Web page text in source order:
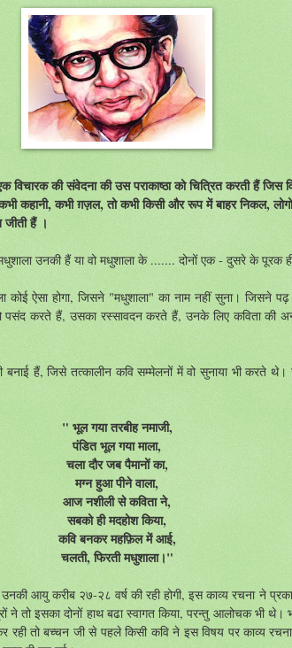
की संवेदना की उस पराकाष्ठा को चित्रित करती हैं जिस
कहानी, कभी ग़ज़ल, तो कभी किसी और रूप में बाहर निकल,
हैं ।
उनकी हैं या वो मधुशाला के....... दोनों एक- दुसरे के पूरक
कोई ऐसा होगा,जिसने "मधुशाला"का नाम नहीं सुना। जिसने पढ़
पसंद करते हैं,उसका रस्सावदन करते हैं, उनके लिए कविता की
बनाई हैं,जिसे तत्कालीन कवि सम्मेलनों में वो सुनाया भी करते थे।
" भूल गया तरबीह नमाजी,
पंडित भूल गया माला,
चला दौर जब पैमानों का,
मग्न हुआ पीने वाला,
आज नशीली से कविता ने,
सबको ही मदहोश किया,
कवि बनकर महफ़िल में आई,
चलती, फिरती मधुशाला।"
उनकी आयु करीब २७-२८ वर्ष की रही होगी,इस काव्य रचना ने
ने तो इसका दोनों हाथ बढा स्वागत किया,परन्तु आलोचक भी थे।
रही तो बच्चन जी से पहले किसी कवि ने इस विषय पर काव्य रचना